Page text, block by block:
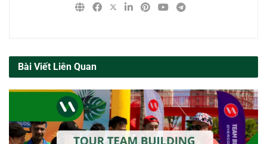
Bài Viết Liên Quan